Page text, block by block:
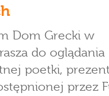
Dom Grecki w
do oglądania
poetki,
przez